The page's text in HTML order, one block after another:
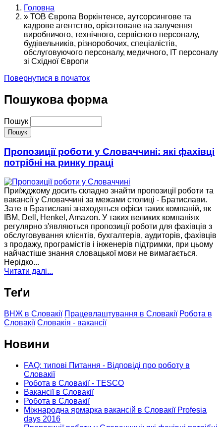
Головна
» ТОВ Європа Воркінтенсе, аутсорсингове та
кадрове агентство, орієнтоване на залучення
виробничого, технічного, сервісного персоналу,
будівельників, різноробочих, спеціалістів,
обслуговуючого персоналу, медичного, ІТ персоналу
зі Східної Європи
Повернутися в початок
Пошукова форма
Пошук
Пропозиції роботи у Словаччині: які фахівці
потрібні на ринку праці
Приїжджому досить складно знайти пропозиції роботи та
вакансії у Словаччині за межами столиці - Братислави.
Зате в Братиславі знаходяться офіси таких компаній, як
IBM, Dell, Henkel, Amazon. У таких великих компаніях
регулярно з'являються пропозиції роботи для фахівців з
обслуговування клієнтів, бухгалтерів, аудиторів, фахівців
з продажу, програмістів і інженерів підтримки, при цьому
найчастіше знання словацької мови не вимагається.
Нерідко...
Читати далі...
Теґи
ВНЖ в Словакії Працевлаштування в Словакії Робота в
Словакії Словакія - вакансії
Новини
FAQ: типові Питання - Відповіді про роботу в
Словакії
Робота в Словакії - TESCO
Вакансії в Словакії
Робота в Словакії
Міжнародна ярмарка вакансій в Словакії Profesia
days 2016